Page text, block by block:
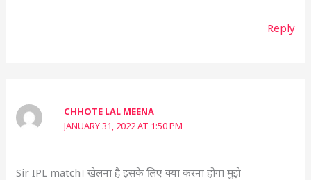
Reply
CHHOTE LAL MEENA
JANUARY 31, 2022 AT 1:50 PM
Sir IPL match। खेलना है इसके लिए क्या करना होगा मुझे